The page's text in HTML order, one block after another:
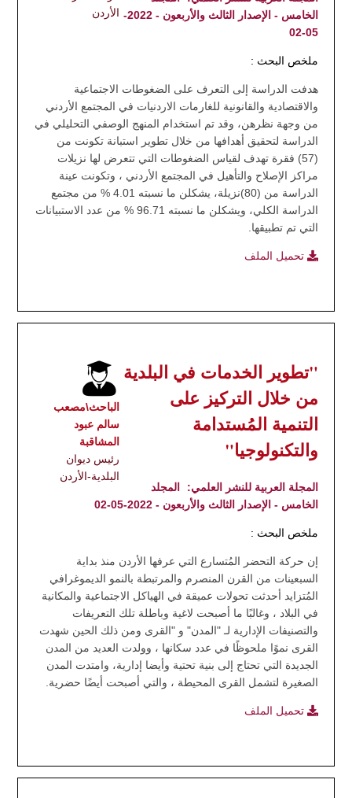
الأردن الخامس - الإصدار الثالث والأربعون - 2022-
05-02
ملخص البحث :
هدفت الدراسة إلى التعرف على الضغوطات الاجتماعية
والاقتصادية والقانونية للغارمات الاردنيات في المجتمع الأردني
من وجهة نظرهن، وقد تم استخدام المنهج الوصفي التحليلي في
الدراسة لتحقيق أهدافها من خلال تطوير استبانة تكونت من
(57) فقرة تهدف لقياس الضغوطات التي تتعرض لها نزيلات
مراكز الإصلاح والتأهيل في المجتمع الأردني ، وتكونت عينة
الدراسة من (80)نزيلة، يشكلن ما نسبته 4.01 % من مجتمع
الدراسة الكلي، ويشكلن ما نسبته 96.71 % من عدد الاستبيانات
التي تم تطبيقها.
تحميل الملف
الباحث\مصعب
سالم عبود
المشاقبة
رئيس ديوان
البلدية-الأردن
"تطوير الخدمات في البلدية
من خلال التركيز على
التنمية المُستدامة
والتكنولوجيا"
المجلة العربية للنشر العلمي:
المجلد
الخامس - الإصدار الثالث والأربعون - 2022-05-02
ملخص البحث :
إن حركة التحضر المُتسارع التي عرفها الأردن منذ بداية
السبعينات من القرن المنصرم والمرتبطة بالنمو الديموغرافي
المُتزايد أحدثت تحولات عميقة في الهياكل الاجتماعية والمكانية
في البلاد ، وغالبًا ما أصبحت لاغية وباطلة تلك التعريفات
والتصنيفات الإدارية لـ "المدن" و "القرى ومن ذلك الحين شهدت
القرى نموًا ملحوظًا في عدد سكانها ، وولدت العديد من المدن
الجديدة التي تحتاج إلى بنية تحتية وأيضا إدارية، وامتدت المدن
الصغيرة لتشمل القرى المحيطة ، والتي أصبحت أيضًا حضرية.
تحميل الملف